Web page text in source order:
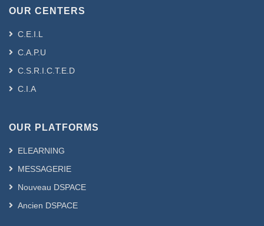
OUR CENTERS
C.E.I.L
C.A.P.U
C.S.R.I.C.T.E.D
C.I.A
OUR PLATFORMS
ELEARNING
MESSAGERIE
Nouveau DSPACE
Ancien DSPACE